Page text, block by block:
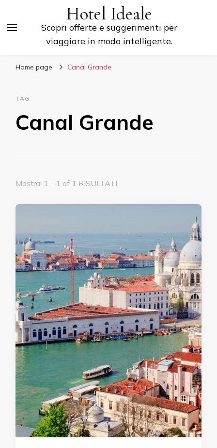
Hotel Ideale
Scopri offerte e suggerimenti per
viaggiare in modo intelligente.
Home page Canal Grande
TAG
Canal Grande
Mostra: 1 - 1 of 1 RISULTATI